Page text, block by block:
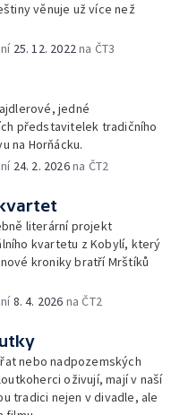
věnuje už více než
25. 12. 2022na ČT3
jedné
představitelek tradičního
na Horňácku.
24. 2. 2026na ČT2
literární projekt
kvartetu z Kobylí, který
kroniky bratří Mrštíků
8. 4. 2026 na ČT2
nebo nadpozemských
oživují, mají v naší
tradici nejen v divadle, ale